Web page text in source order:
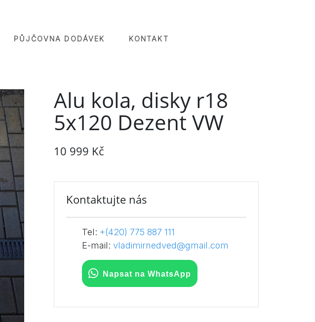
PŮJČOVNA DODÁVEK KONTAKT
Alu kola, disky r18
5x120 Dezent VW
10 999 Kč
Kontaktujte nás
Tel: +(420) 775 887 111
E-mail: vladimirnedved@gmail.com
Napsat na WhatsApp